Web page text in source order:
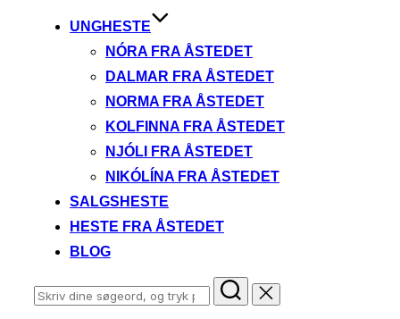
UNGHESTE
NÓRA FRA ÅSTEDET
DALMAR FRA ÅSTEDET
NORMA FRA ÅSTEDET
KOLFINNA FRA ÅSTEDET
NJÓLI FRA ÅSTEDET
NIKÓLÍNA FRA ÅSTEDET
SALGSHESTE
HESTE FRA ÅSTEDET
BLOG
Søg
efter: